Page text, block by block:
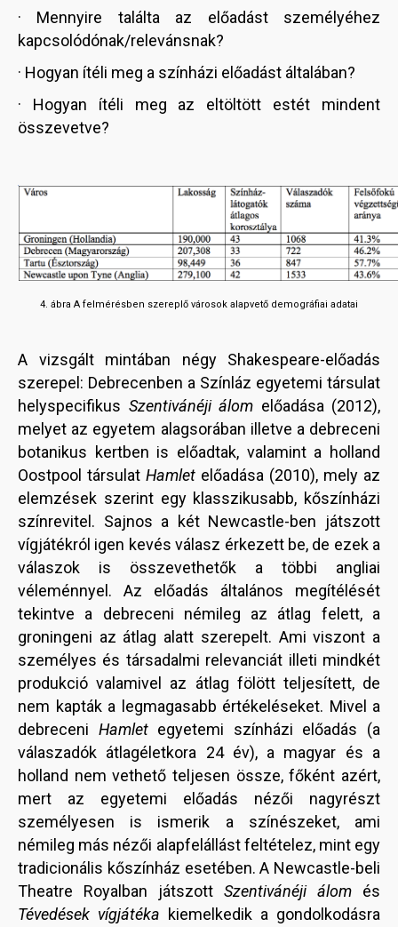
· Mennyire találta az előadást személyéhez
kapcsolódónak/relevánsnak?
· Hogyan ítéli meg a színházi előadást általában?
· Hogyan ítéli meg az eltöltött estét mindent
összevetve?
4. ábra A felmérésben szereplő városok alapvető demográfiai adatai
A vizsgált mintában négy Shakespeare-előadás
szerepel: Debrecenben a Színláz egyetemi társulat
helyspecifikus Szentivánéji álom előadása (2012),
melyet az egyetem alagsorában illetve a debreceni
botanikus kertben is előadtak, valamint a holland
Oostpool társulat Hamlet előadása (2010), mely az
elemzések szerint egy klasszikusabb, kőszínházi
színrevitel. Sajnos a két Newcastle-ben játszott
vígjátékról igen kevés válasz érkezett be, de ezek a
válaszok is összevethetők a többi angliai
véleménnyel. Az előadás általános megítélését
tekintve a debreceni némileg az átlag felett, a
groningeni az átlag alatt szerepelt. Ami viszont a
személyes és társadalmi relevanciát illeti mindkét
produkció valamivel az átlag fölött teljesített, de
nem kapták a legmagasabb értékeléseket. Mivel a
debreceni Hamlet egyetemi színházi előadás (a
válaszadók átlagéletkora 24 év), a magyar és a
holland nem vethető teljesen össze, főként azért,
mert az egyetemi előadás nézői nagyrészt
személyesen is ismerik a színészeket, ami
némileg más nézői alapfelállást feltételez, mint egy
tradicionális kőszínház esetében. A Newcastle-beli
Theatre Royalban játszott Szentivánéji álom és
Tévedések vígjátéka kiemelkedik a gondolkodásra